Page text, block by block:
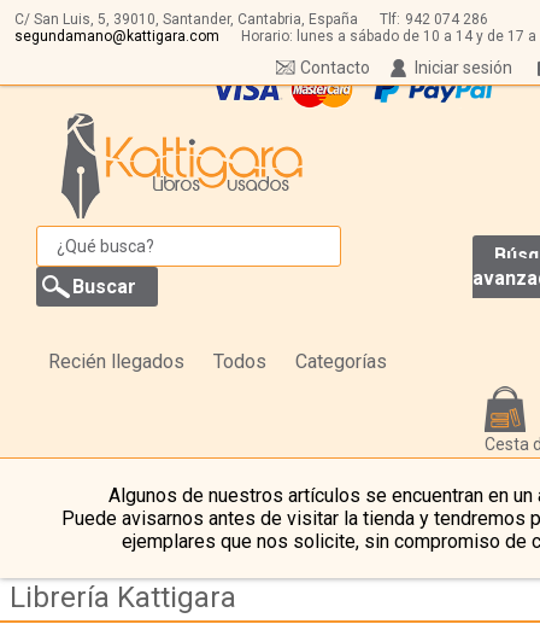
C/ San Luis, 5, 39010, Santander, Cantabria, España Tlf: 942 074 286
segundamano@kattigara.com
Horario: lunes a sábado de 10 a 14 y de 17 a
Iniciar sesión
Contacto
Recién llegados Todos Categorías
Cesta
Algunos de nuestros artículos se encuentran en un
Puede avisarnos antes de visitar la tienda y tendremos
ejemplares que nos solicite, sin compromiso de
Librería Kattigara